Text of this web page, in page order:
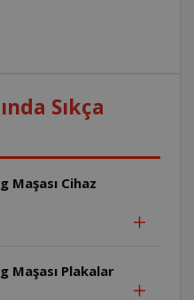
Sıkça
Maşası Cihaz
Maşası Plakalar